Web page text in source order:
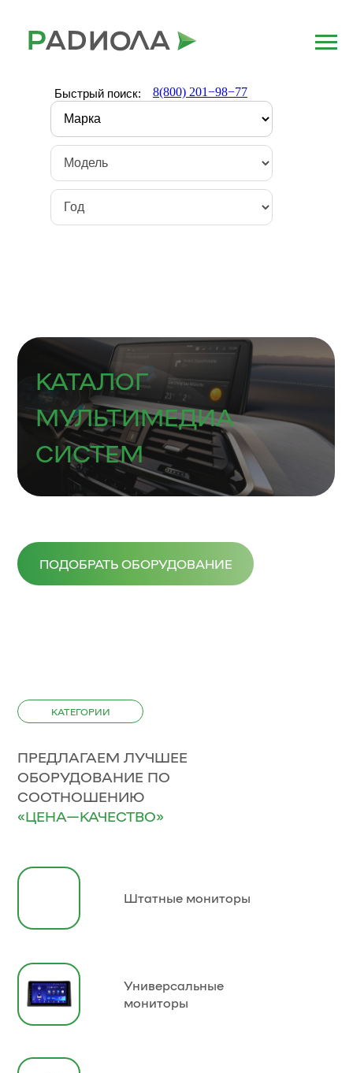
Быстрый поиск: 8(800) 201−98−77
КАТАЛОГ
МУЛЬТИМЕДИА
СИСТЕМ
ПОДОБРАТЬ ОБОРУДОВАНИЕ
КАТЕГОРИИ
ПРЕДЛАГАЕМ ЛУЧШЕЕ
ОБОРУДОВАНИЕ ПО
СООТНОШЕНИЮ
«ЦЕНА—КАЧЕСТВО»
Штатные мониторы
Универсальные
мониторы